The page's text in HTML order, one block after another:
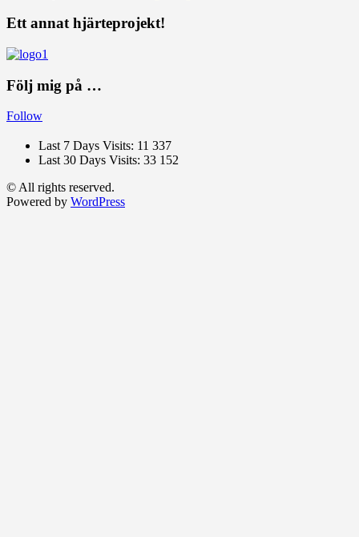
Ett annat hjärteprojekt!
Följ mig på …
Follow
Last 7 Days Visits: 11 337
Last 30 Days Visits: 33 152
© All rights reserved.
Powered by WordPress